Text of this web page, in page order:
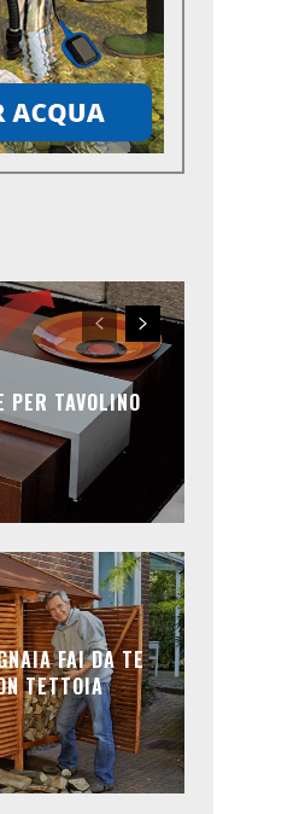
PER TAVOLINO
FAI DA TE
TETTOIA